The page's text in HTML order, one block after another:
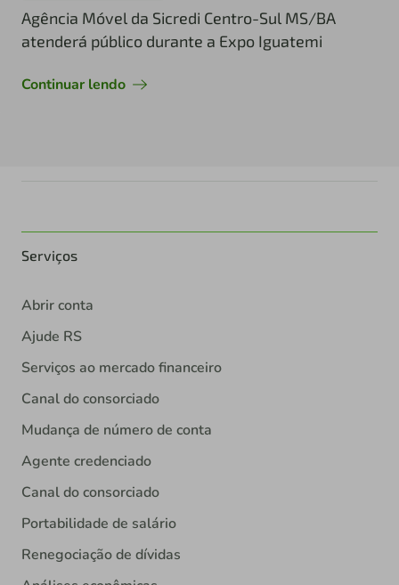
Agência Móvel da Sicredi Centro-Sul MS/BA
atenderá público durante a Expo Iguatemi
Continuar lendo
Serviços
Abrir conta
Ajude RS
Serviços ao mercado financeiro
Canal do consorciado
Mudança de número de conta
Agente credenciado
Canal do consorciado
Portabilidade de salário
Renegociação de dívidas